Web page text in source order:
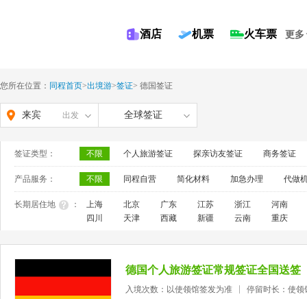
酒店 机票 火车票 更多
您所在位置： 同程首页>出境游>签证> 德国签证
来宾 出发 全球签证
签证类型： 不限 个人旅游签证 探亲访友签证 商务签证
产品服务： 不限 同程自营 简化材料 加急办理 代做
长期居住地 ： 上海 北京 广东 江苏 浙江
河南
四川
天津 西藏 新疆 云南 重庆
德国个人旅游签证常规签证全国送签
入境次数：以使领馆签发为准
停留时长：使领